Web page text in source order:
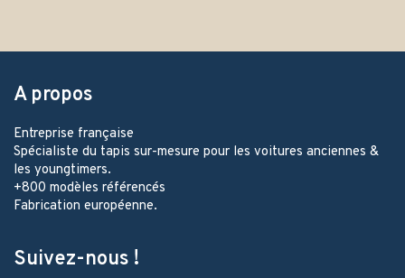
A propos
Entreprise française
Spécialiste du tapis sur-mesure pour les voitures anciennes &
les youngtimers.
+800 modèles référencés
Fabrication européenne.
Suivez-nous !